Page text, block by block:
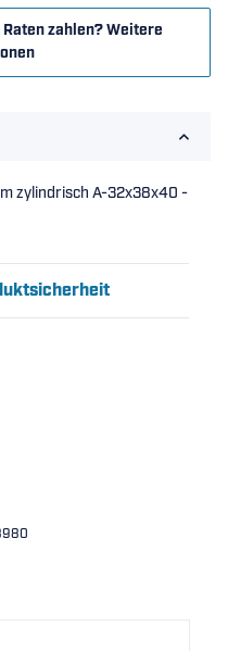
zahlen?Weitere
zylindrisch A-32x38x40 -